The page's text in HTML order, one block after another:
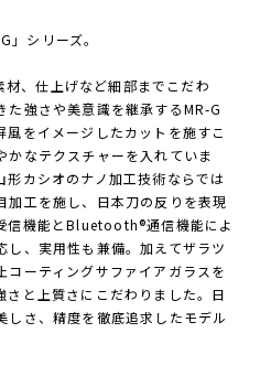
」シリーズ。
、仕上げなど細部までこだわ
た強さや美意識を継承するMR-G
をイメージしたカットを施すこ
かなテクスチャーを入れていま
カシオのナノ加工技術ならでは
加工を施し、日本刀の反りを表現
信機能とBluetooth®通信機能によ
、実用性も兼備。加えてザラツ
ーティングサファイアガラスを
と上質さにこだわりました。日
さ、精度を徹底追求したモデル